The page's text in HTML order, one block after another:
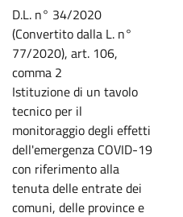
D.L. n° 34/2020
(Convertito dalla L. n°
77/2020), art. 106,
comma 2
Istituzione di un tavolo
tecnico per il
monitoraggio degli effetti
dell'emergenza COVID-19
con riferimento alla
tenuta delle entrate dei
comuni, delle province e